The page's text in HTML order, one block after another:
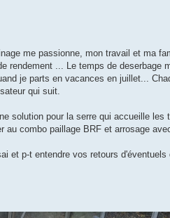
me passionne, mon travail et ma
rendement ... Le temps de deserbage
je parts en vacances en juillet...
qui suit.
solution pour la serre qui accueille les
au combo paillage BRF et arrosage
et p-t entendre vos retours